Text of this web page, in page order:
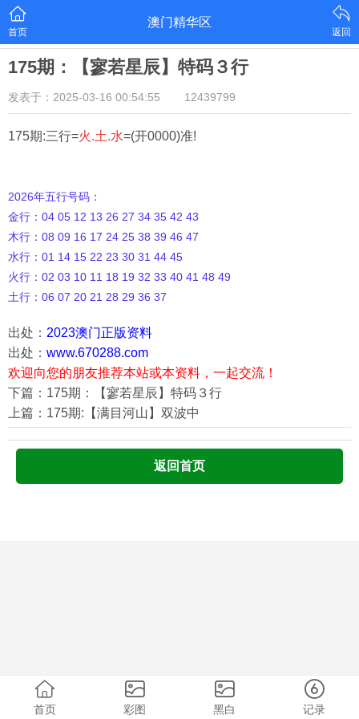
首页
澳门精华区
返回
175期：【寥若星辰】特码３行
发表于：2025-03-16 00:54:55 12439799
175期:三行=火.土.水=(开0000)准!
2026年五行号码：
金行：04 05 12 13 26 27 34 35 42 43
木行：08 09 16 17 24 25 38 39 46 47
水行：01 14 15 22 23 30 31 44 45
火行：02 03 10 11 18 19 32 33 40 41 48 49
土行：06 07 20 21 28 29 36 37
出处： 2023澳门正版资料
出处： www.670288.com
欢迎向您的朋友推荐本站或本资料，一起交流！
下篇：175期：【寥若星辰】特码３行
上篇：175期:【满目河山】双波中
返回首页
首页 彩图 黑白 记录